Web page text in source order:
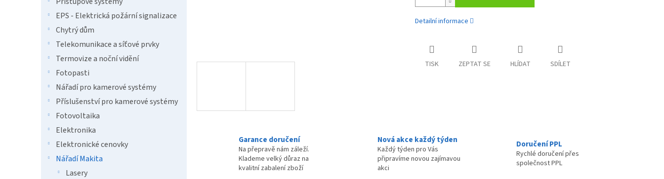
EPS - Elektrická požární signalizace
Chytrý dům
Telekomunikace a síťové prvky
Termovize a noční vidění
Fotopasti
Nářadí pro kamerové systémy
Příslušenství pro kamerové systémy
Fotovoltaika
Elektronika
Elektronické cenovky
Nářadí Makita
Lasery
Detailní informace
TISK ZEPTAT SE HLÍDAT SDÍLET
Garance doručení
Na přepravě nám záleží.
Klademe velký důraz na
kvalitní zabalení zboží
Nová akce každý týden
Každý týden pro Vás
připravíme novou zajímavou
akci
Doručení PPL
Rychlé doručení přes
společnost PPL